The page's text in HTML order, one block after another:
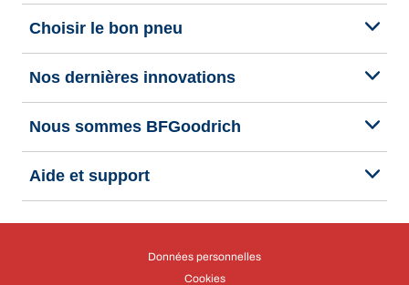
Choisir le bon pneu
Nos dernières innovations
Nous sommes BFGoodrich
Aide et support
Données personnelles
Cookies